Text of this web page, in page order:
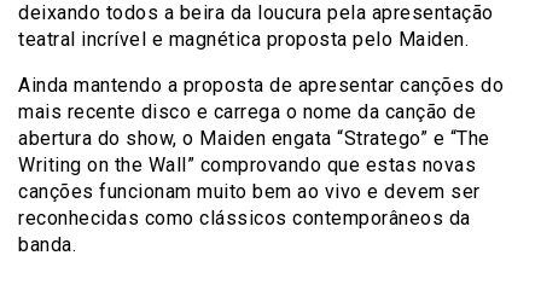
deixando todos a beira da loucura pela apresentação
teatral incrível e magnética proposta pelo Maiden.
Ainda mantendo a proposta de apresentar canções do
mais recente disco e carrega o nome da canção de
abertura do show, o Maiden engata “Stratego” e “The
Writing on the Wall” comprovando que estas novas
canções funcionam muito bem ao vivo e devem ser
reconhecidas como clássicos contemporâneos da
banda.